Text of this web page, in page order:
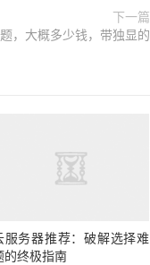
下一篇
，大概多少钱，带独显的
服务器推荐：破解选择难
的终极指南